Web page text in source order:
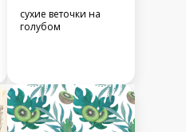
сухие веточки на
голубом